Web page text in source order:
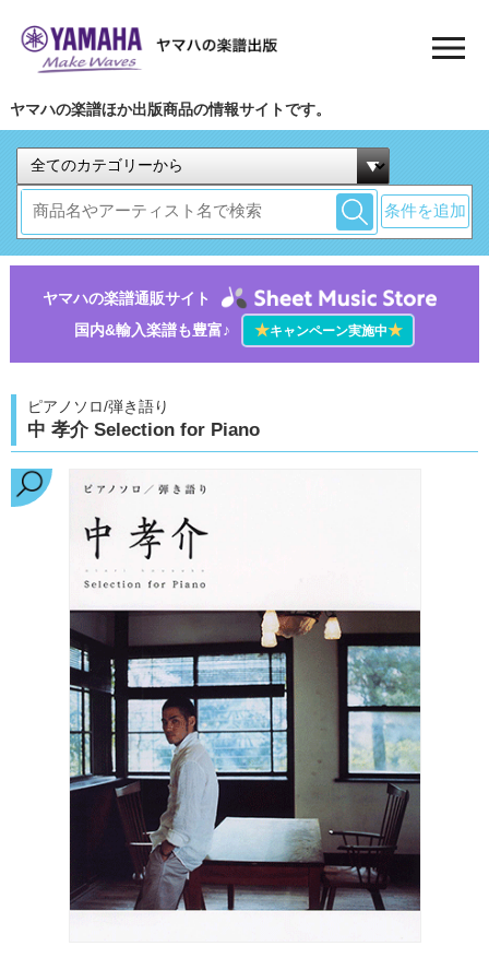
ヤマハの楽譜ほか出版商品の情報サイトです。
条件を追加
ヤマハの楽譜通販サイト
国内&輸入楽譜も豊富♪
★キャンペーン実施中★
ピアノソロ/弾き語り
中 孝介 Selection for Piano